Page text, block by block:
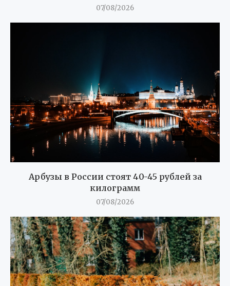
07/08/2026
Арбузы в России стоят 40-45 рублей за
килограмм
07/08/2026